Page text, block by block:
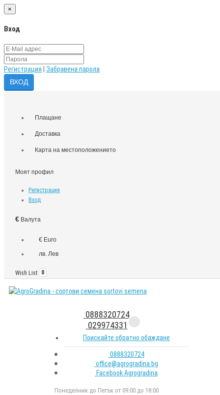
×
Вход
Регистрация Забравена парола
Плащане
Доставка
Карта на местоположението
Моят профил
Регистрация
Вход
€ Валута
€ Euro
лв. Лев
Wish List 0
0888320724
029974331
Поискайте обратно обаждане
0888320724
office@agrogradina.bg
Facebook Agrogradina
Понеделник до Петък от 09:00 до 18:00